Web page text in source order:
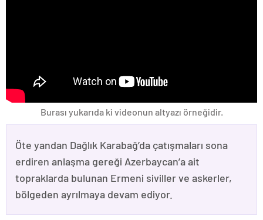
Burası yukarıda ki videonun altyazı örneğidir.
Öte yandan Dağlık Karabağ’da çatışmaları sona
erdiren anlaşma gereği Azerbaycan’a ait
topraklarda bulunan Ermeni siviller ve askerler,
bölgeden ayrılmaya devam ediyor.